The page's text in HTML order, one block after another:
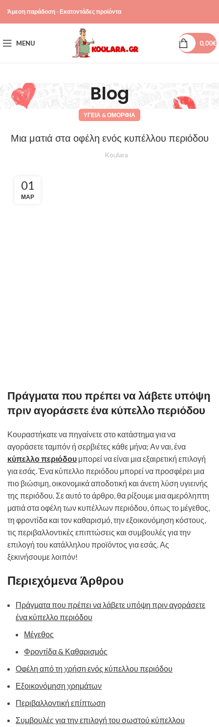
Άμεση παράδοση - Εκατοντάδες προϊόντα
MENU 0,00€
Blog
ΥΓΕΊΑ & ΟΜΟΡΦΙΆ
Μια ματιά στα οφέλη ενός κυπέλλου περιόδου
Koulara
01
ΜΑΡ
Πράγματα που πρέπει να λάβετε υπόψη
πριν αγοράσετε ένα κύπελλο περιόδου
Κουραστήκατε να πηγαίνετε στο κατάστημα για να
αγοράσετε ταμπόν ή σερβιέτες κάθε μήνα; Αν ναι, ένα
κύπελλο περιόδου μπορεί να είναι μια εξαιρετική επιλογή
για εσάς. Ένα κύπελλο περιόδου μπορεί να προσφέρει μια
πιο βιώσιμη, οικονομικά αποδοτική και άνετη λύση υγιεινής
της περιόδου. Σε αυτό το άρθρο, θα ρίξουμε μια αμερόληπτη
ματιά στα οφέλη των κυπέλλων περιόδου, όπως το μέγεθος,
τη φροντίδα και τον καθαρισμό, την εξοικονόμηση κόστους,
τις περιβαλλοντικές επιπτώσεις και συμβουλές για την
επιλογή του κατάλληλου προϊόντος για εσάς. Ας
ξεκινήσουμε λοιπόν!
Περιεχόμενα Άρθρου
Πράγματα που πρέπει να λάβετε υπόψη πριν αγοράσετε
ένα κύπελλο περιόδου
Μέγεθος
Φροντίδα & Καθαρισμός
Οφέλη από τη χρήση ενός κύπελλου περιόδου
Εξοικονόμηση χρημάτων
Περιβαλλοντική επίπτωση
Συμβουλές για την επιλογή του σωστού κύπελλου